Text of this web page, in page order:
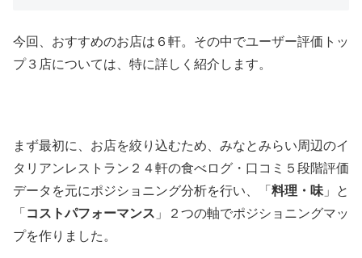
今回、おすすめのお店は６軒。その中でユーザー評価トッ
プ３店については、特に詳しく紹介します。
まず最初に、お店を絞り込むため、みなとみらい周辺のイ
タリアンレストラン２４軒の食べログ・口コミ５段階評価
データを元にポジショニング分析を行い、「 料理・味 」と
「 コストパフォーマンス 」２つの軸でポジショニングマッ
プを作りました。